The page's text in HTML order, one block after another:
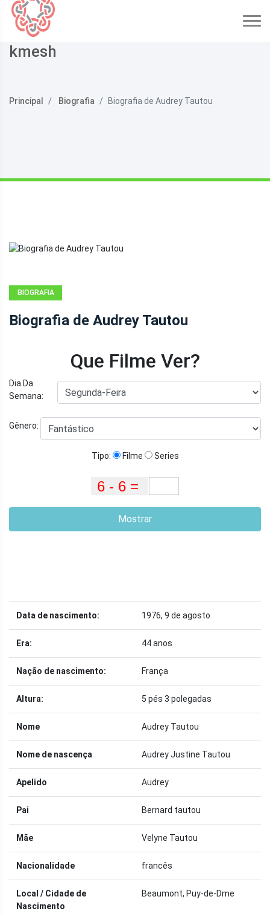
kmesh
Principal Biografia Biografia de Audrey Tautou
BIOGRAFIA
Biografia de Audrey Tautou
Que Filme Ver?
Dia Da
Semana:
Gênero:
Tipo: Filme Series
Mostrar
Data de nascimento: 1976, 9 de agosto
Era: 44 anos
Nação de nascimento: França
Altura: 5 pés 3 polegadas
Nome Audrey Tautou
Nome de nascença Audrey Justine Tautou
Apelido Audrey
Pai Bernard tautou
Mãe Velyne Tautou
Nacionalidade francês
Local / Cidade de
Nascimento
Beaumont, Puy-de-Dme